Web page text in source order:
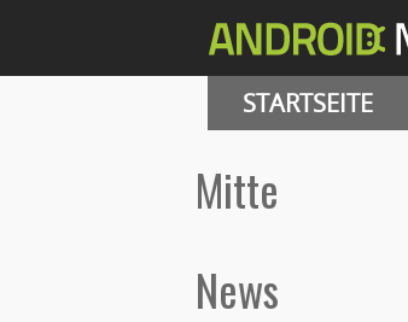
STARTSEITE
Mitte
News